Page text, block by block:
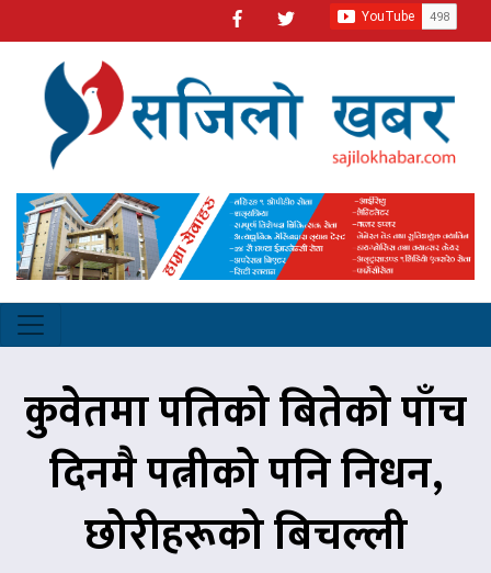
कुवेतमा पतिको बितेको पाँच
दिनमै पत्नीको पनि निधन,
छोरीहरूको बिचल्ली